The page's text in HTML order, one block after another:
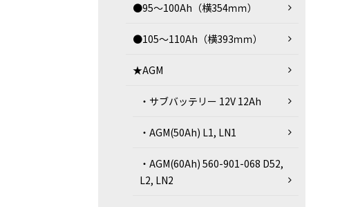
●95～100Ah（横354ｍｍ）
●105～110Ah（横393ｍｍ）
★AGM
・サブバッテリー 12V 12Ah
・AGM(50Ah) L1, LN1
・AGM(60Ah) 560-901-068 D52,
L2, LN2